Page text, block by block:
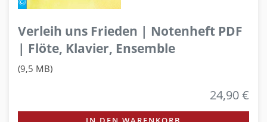
Verleih uns Frieden | Notenheft PDF
| Flöte, Klavier, Ensemble
(9,5 MB)
24,90 €